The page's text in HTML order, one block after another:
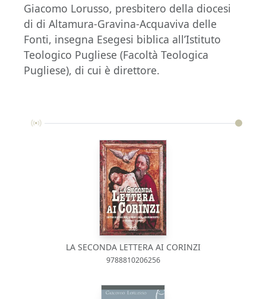
Giacomo Lorusso, presbitero della diocesi
di di Altamura-Gravina-Acquaviva delle
Fonti, insegna Esegesi biblica all’Istituto
Teologico Pugliese (Facoltà Teologica
Pugliese), di cui è direttore.
LA SECONDA LETTERA AI CORINZI
9788810206256